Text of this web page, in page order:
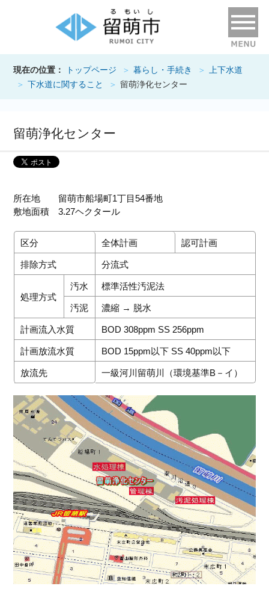
現在の位置： トップページ 暮らし・手続き
上下水道
下水道に関すること
留萌浄化センター
留萌浄化センター
所在地 留萌市船場町1丁目54番地
敷地面積 3.27ヘクタール
区分 全体計画 認可計画
排除方式 分流式
処理方式
汚水 標準活性汚泥法
汚泥 濃縮 → 脱水
計画流入水質 BOD 308ppm SS 256ppm
計画放流水質 BOD 15ppm以下 SS 40ppm以下
放流先 一級河川留萌川（環境基準B－イ）